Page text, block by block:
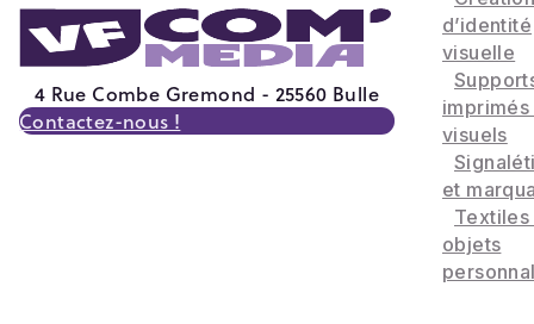
4 Rue Combe Gremond - 25560 Bulle
Contactez-nous !
d’identité
visuelle
imprimés
visuels
et
Textiles
objets